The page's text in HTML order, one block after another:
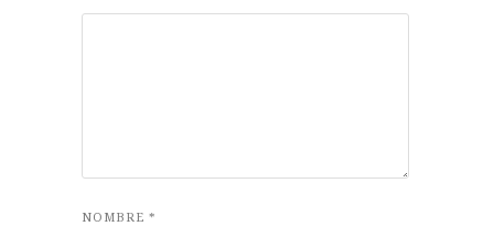
NOMBRE *